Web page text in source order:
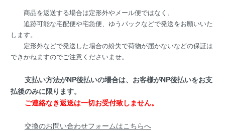
商品を返送する場合は定形外やメール便ではなく、
追跡可能な宅配便や宅急便、ゆうパックなどで発送をお願いいた
します。
定形外などで発送した場合の紛失で荷物が届かないなどの保証は
できかねますのでご注意くださいませ。
支払い方法がNP後払いの場合は、お客様がNP後払いをお支
払後のみに限ります。
ご連絡なき返送は一切お受付致しません。
交換のお問い合わせフォームはこちらへ